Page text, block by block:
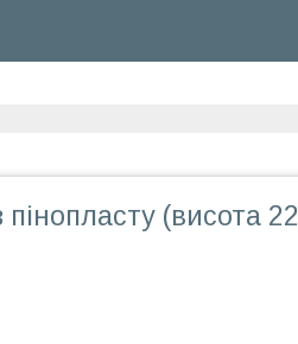
(висота 22